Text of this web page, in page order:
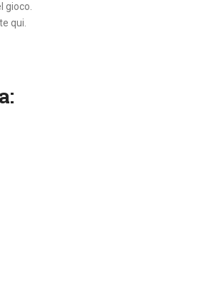
gioco.
qui.